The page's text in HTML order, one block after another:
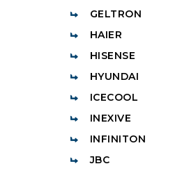
GELTRON
HAIER
HISENSE
HYUNDAI
ICECOOL
INEXIVE
INFINITON
JBC